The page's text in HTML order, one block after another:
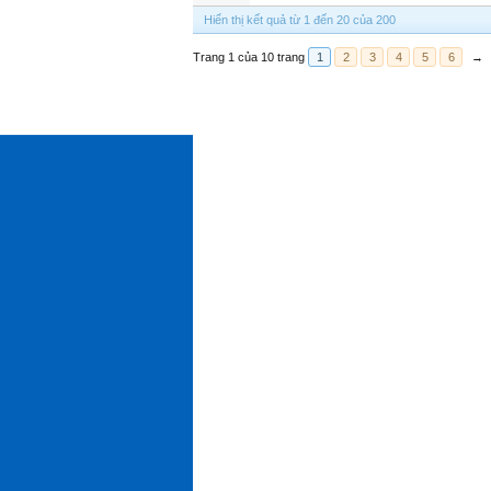
Hiển thị kết quả từ 1 đến 20 của 200
Trang 1 của 10 trang 1 2 3 4 5 6 →